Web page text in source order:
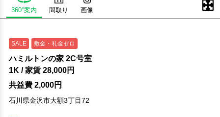
360°案内 間取り 画像
SALE 敷金・礼金ゼロ
ハミルトンの家 2C号室
1K / 家賃 28,000円
共益費 2,000円
石川県金沢市大額3丁目72